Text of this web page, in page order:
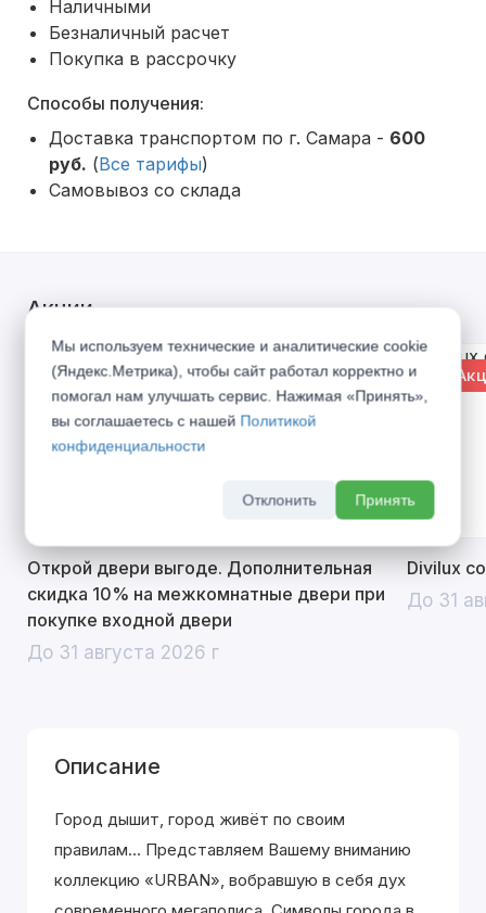
Наличными
Безналичный расчет
Покупка в рассрочку
Способы получения:
Доставка транспортом по г. Самара - 600
руб. (Все тарифы)
Самовывоз со склада
Акции
% Акция
Открой двери выгоде. Дополнительная
скидка 10% на межкомнатные двери при
покупке входной двери
До 31 августа 2026 г
%
Divilux
До 31
Описание
Город дышит, город живёт по своим
правилам... Представляем Вашему вниманию
коллекцию «URBAN», вобравшую в себя дух
Мы используем технические и аналитические cookie
(Яндекс.Метрика), чтобы сайт работал корректно и
помогал нам улучшать сервис. Нажимая «Принять»,
вы соглашаетесь с нашей Политикой
конфиденциальности
Отклонить Принять